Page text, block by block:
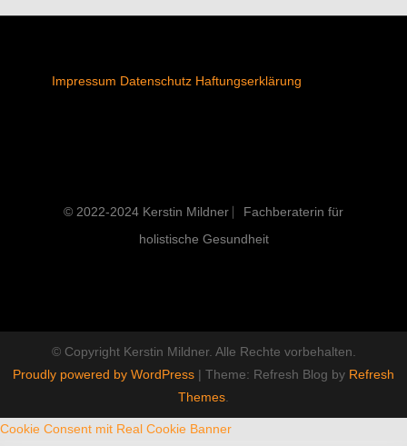
Impressum Datenschutz Haftungserklärung
© 2022-2024 Kerstin Mildner ⎸Fachberaterin für
holistische Gesundheit
© Copyright Kerstin Mildner. Alle Rechte vorbehalten.
Proudly powered by WordPress | Theme: Refresh Blog by Refresh
Themes
Cookie Consent mit Real Cookie Banner